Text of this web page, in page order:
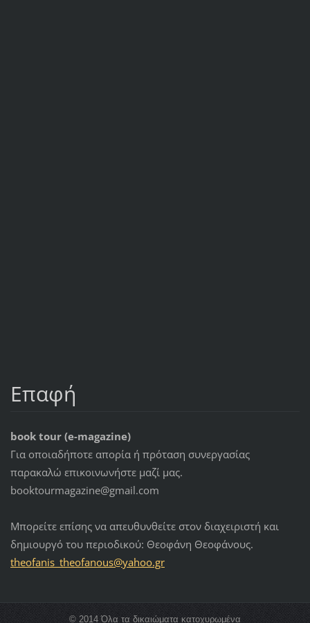
Επαφή
book tour (e-magazine)
Για οποιαδήποτε απορία ή πρόταση συνεργασίας
παρακαλώ επικοινωνήστε μαζί μας.
booktourmagazine@gmail.com
Μπορείτε επίσης να απευθυνθείτε στον διαχειριστή και
δημιουργό του περιοδικού: Θεοφάνη Θεοφάνους.
theofanis_theofanous@yahoo.gr
© 2014 Όλα τα δικαιώματα κατοχυρωμένα